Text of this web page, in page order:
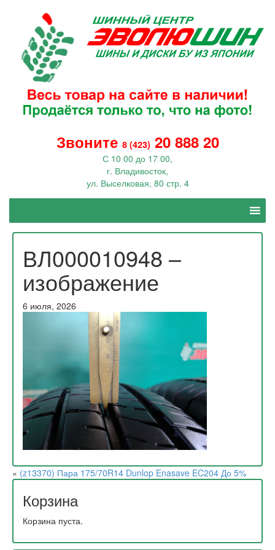
Звоните 8 (423) 20 888 20
С 10 00 до 17 00,
г. Владивосток,
ул. Выселковая, 80 стр. 4
ВЛ000010948 –
изображение
6 июля, 2026
« (z13370) Пара 175/70R14 Dunlop Enasave EC204 До 5%
Корзина
Корзина пуста.